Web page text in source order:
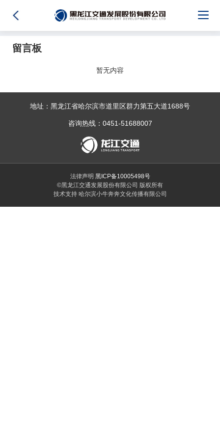
留言板
暂无内容
地址：黑龙江省哈尔滨市道里区群力第五大道1688号
咨询热线：0451-51688007
法律声明 黑ICP备10005498号
©黑龙江交通发展股份有限公司 版权所有
技术支持 哈尔滨小牛奔奔文化传播有限公司